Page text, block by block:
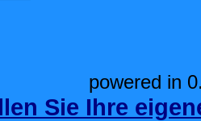
powered in
Sie Ihre